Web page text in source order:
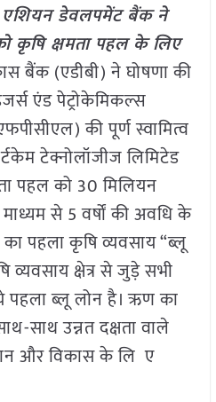
एशियन डेवलपमेंट बैंक ने
कृषि क्षमता पहल के लिए
बैंक (एडीबी) ने घोषणा की
एंड पेट्रोकेमिकल्स
की पूर्ण स्वामित्व
टेक्नोलॉजीज लिमिटेड
पहल को 30 मिलियन
से 5 वर्षों की अवधि के
पहला कृषि व्यवसाय “ब्लू
व्यवसाय क्षेत्र से जुड़े सभी
पहला ब्लू लोन है। ऋण का
साथ उन्नत दक्षता वाले
और विकास के लि ए